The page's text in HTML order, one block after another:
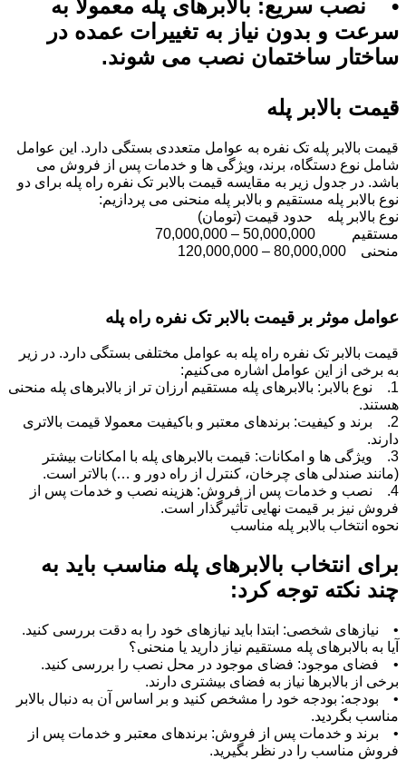
• نصب سریع: بالابرهای پله معمولا به
سرعت و بدون نیاز به تغییرات عمده در
ساختار ساختمان نصب می ‌شوند.
قیمت بالابر پله
قیمت بالابر پله تک نفره به عوامل متعددی بستگی دارد. این عوامل
شامل نوع دستگاه، برند، ویژگی‌ ها و خدمات پس از فروش می
‌باشد. در جدول زیر به مقایسه قیمت بالابر تک نفره راه پله برای دو
نوع بالابر پله مستقیم و بالابر پله منحنی می ‌پردازیم:
نوع بالابر پله حدود قیمت (تومان)
مستقیم 50,000,000 – 70,000,000
منحنی 80,000,000 – 120,000,000
عوامل موثر بر قیمت بالابر تک نفره راه پله
قیمت بالابر تک نفره راه پله به عوامل مختلفی بستگی دارد. در زیر
به برخی از این عوامل اشاره می‌کنیم:
1. نوع بالابر: بالابرهای پله مستقیم ارزان ‌تر از بالابرهای پله منحنی
هستند.
2. برند و کیفیت: برندهای معتبر و باکیفیت معمولا قیمت بالاتری
دارند.
3. ویژگی ‌ها و امکانات: قیمت بالابرهای پله با امکانات بیشتر
(مانند صندلی ‌های چرخان، کنترل از راه دور و …) بالاتر است.
4. نصب و خدمات پس از فروش: هزینه نصب و خدمات پس از
فروش نیز بر قیمت نهایی تأثیرگذار است.
نحوه انتخاب بالابر پله مناسب
برای انتخاب بالابرهای پله مناسب باید به
چند نکته توجه کرد:
• نیازهای شخصی: ابتدا باید نیازهای خود را به دقت بررسی کنید.
آیا به بالابرهای پله مستقیم نیاز دارید یا منحنی؟
• فضای موجود: فضای موجود در محل نصب را بررسی کنید.
برخی از بالابرها نیاز به فضای بیشتری دارند.
• بودجه: بودجه خود را مشخص کنید و بر اساس آن به دنبال بالابر
مناسب بگردید.
• برند و خدمات پس از فروش: برندهای معتبر و خدمات پس از
فروش مناسب را در نظر بگیرید.